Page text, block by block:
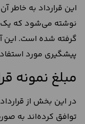
این قرارداد به خاطر
نوشته می‌شود که یک
گرفته شده است. این
پیشگیری مورد
مبلغ نمونه
در این بخش از
توافق کرده‌اند به